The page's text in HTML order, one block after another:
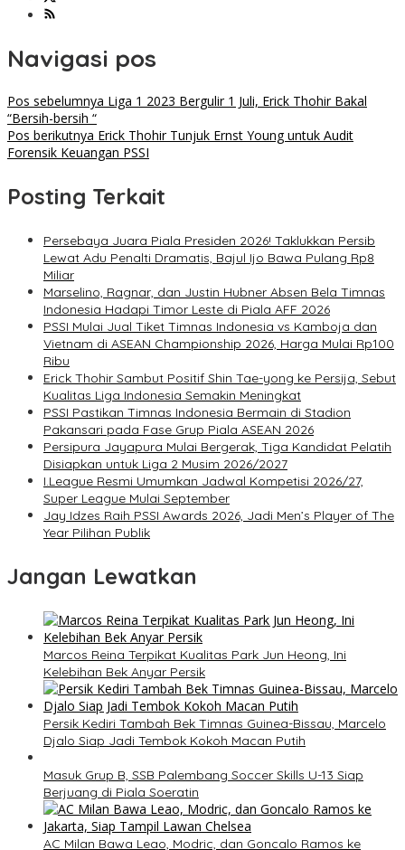
Navigasi pos
Pos sebelumnya Liga 1 2023 Bergulir 1 Juli, Erick Thohir Bakal
“Bersih-bersih “
Pos berikutnya Erick Thohir Tunjuk Ernst Young untuk Audit
Forensik Keuangan PSSI
Posting Terkait
Persebaya Juara Piala Presiden 2026! Taklukkan Persib
Lewat Adu Penalti Dramatis, Bajul Ijo Bawa Pulang Rp8
Miliar
Marselino, Ragnar, dan Justin Hubner Absen Bela Timnas
Indonesia Hadapi Timor Leste di Piala AFF 2026
PSSI Mulai Jual Tiket Timnas Indonesia vs Kamboja dan
Vietnam di ASEAN Championship 2026, Harga Mulai Rp100
Ribu
Erick Thohir Sambut Positif Shin Tae-yong ke Persija, Sebut
Kualitas Liga Indonesia Semakin Meningkat
PSSI Pastikan Timnas Indonesia Bermain di Stadion
Pakansari pada Fase Grup Piala ASEAN 2026
Persipura Jayapura Mulai Bergerak, Tiga Kandidat Pelatih
Disiapkan untuk Liga 2 Musim 2026/2027
I.League Resmi Umumkan Jadwal Kompetisi 2026/27,
Super League Mulai September
Jay Idzes Raih PSSI Awards 2026, Jadi Men’s Player of The
Year Pilihan Publik
Jangan Lewatkan
Marcos Reina Terpikat Kualitas Park Jun Heong, Ini
Kelebihan Bek Anyar Persik
Persik Kediri Tambah Bek Timnas Guinea-Bissau, Marcelo
Djalo Siap Jadi Tembok Kokoh Macan Putih
Masuk Grup B, SSB Palembang Soccer Skills U-13 Siap
Berjuang di Piala Soeratin
AC Milan Bawa Leao, Modric, dan Goncalo Ramos ke